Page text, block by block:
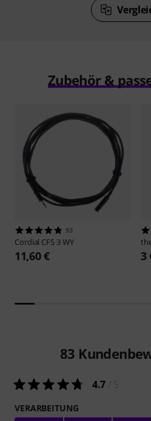
Zubehör &
93
Cordial CFS 3 WY
11,60 € 3
83
4.7
VERARBEITUNG